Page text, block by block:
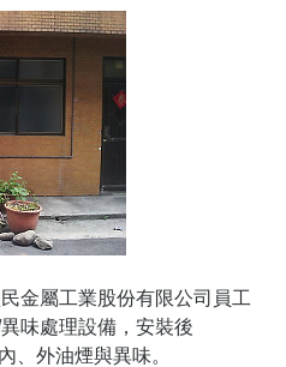
金屬工業股份有限公司員工
味處理設備，安裝後
、外油煙與異味。